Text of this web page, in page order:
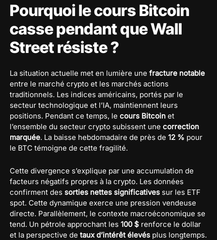
Pourquoi le cours Bitcoin
casse pendant que Wall
Street résiste ?
La situation actuelle met en lumière une fracture notable
entre le marché crypto et les marchés actions
traditionnels. Les indices américains, portés par le
secteur technologique et l’IA, maintiennent leurs
positions. Pendant ce temps, le cours Bitcoin et
l’ensemble du secteur crypto subissent une correction
marquée. La baisse hebdomadaire de près de 12 % pour
le BTC témoigne de cette fragilité.
Cette divergence s’explique par une accumulation de
facteurs négatifs propres à la crypto. Les données
confirment des sorties nettes significatives sur les ETF
spot. Cette dynamique exerce une pression vendeuse
directe. Parallèlement, le contexte macroéconomique se
tend. Un pétrole approchant les 100 $ renforce le dollar
et la perspective de taux d’intérêt élevés plus longtemps.